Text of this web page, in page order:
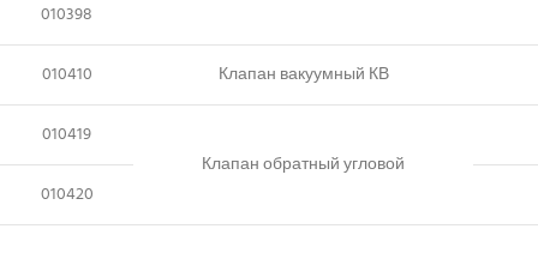
010398
010410 Клапан вакуумный КВ
010419
Клапан обратный угловой
010420